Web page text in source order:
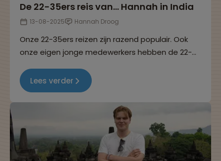
De 22-35ers reis van… Hannah in India
13-08-2025 Hannah Droog
Onze 22-35ers reizen zijn razend populair. Ook
onze eigen jonge medewerkers hebben de 22-
interviews delen ze hun ervaringen. Dit keer
vertelt Hannah over haar 22-35ers reis naar India.
Lees verder